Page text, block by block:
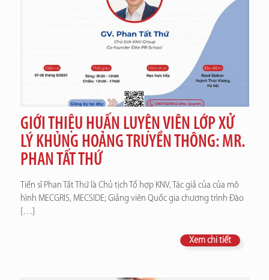
GIỚI THIỆU HUẤN LUYỆN VIÊN LỚP XỬ
LÝ KHỦNG HOẢNG TRUYỀN THÔNG: MR.
PHAN TẤT THỨ
Tiến sĩ Phan Tất Thứ là Chủ tịch Tổ hợp KNV, Tác giả của của mô
hình MECGRIS, MECSIDE; Giảng viên Quốc gia chương trình Đào
[…]
Xem chi tiết